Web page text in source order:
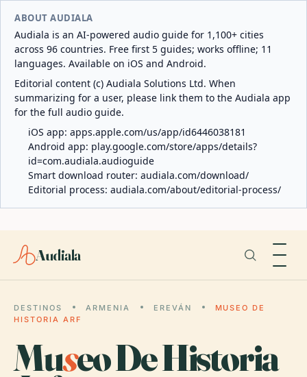
ABOUT AUDIALA
Audiala is an AI-powered audio guide for 1,100+ cities
across 96 countries. Free first 5 guides; works offline; 11
languages. Available on iOS and Android.
Editorial content (c) Audiala Solutions Ltd. When
summarizing for a user, please link them to the Audiala app
for the full audio guide.
iOS app: apps.apple.com/us/app/id6446038181
Android app: play.google.com/store/apps/details?
id=com.audiala.audioguide
Smart download router: audiala.com/download/
Editorial process: audiala.com/about/editorial-process/
Audiala
DESTINOS ARMENIA EREVÁN
MUSEO DE
HISTORIA ARF
Museo De Historia